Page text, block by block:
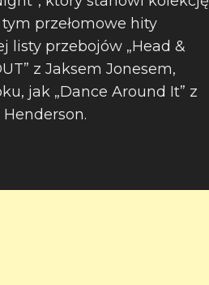
przełomowe hity
listy przebojów „Head &
z Jaksem Jonesem,
jak „Dance Around It” z